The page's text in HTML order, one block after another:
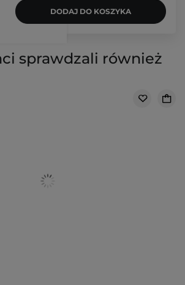
DODAJ DO KOSZYKA
sprawdzali również